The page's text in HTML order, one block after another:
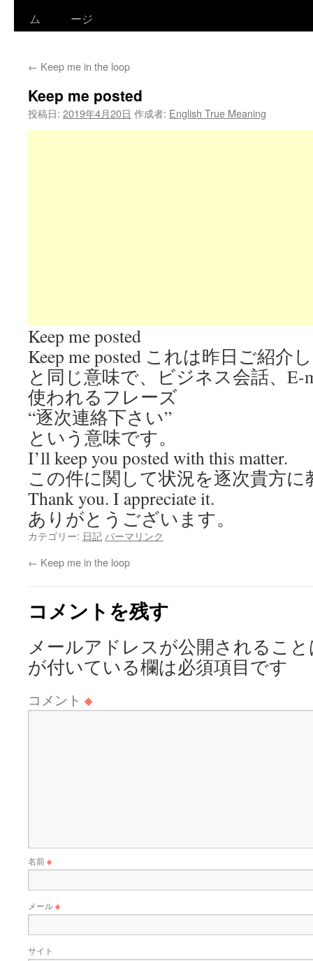
ム
ージ
← Keep me in the loop
Keep me posted
投稿日: 2019年4月20日 作成者: English True Meaning
Keep me posted
Keep me posted これは昨日ご紹介
と同じ意味で、ビジネス会話、E-
使われるフレーズ
“逐次連絡下さい”
という意味です。
I’ll keep you posted with this matter.
この件に関して状況を逐次貴方
Thank you. I appreciate it.
ありがとうございます。
カテゴリー: 日記 パーマリンク
← Keep me in the loop
コメントを残す
メールアドレスが公開されるこ
が付いている欄は必須項目です
コメント ※
名前※
メール※
サイト